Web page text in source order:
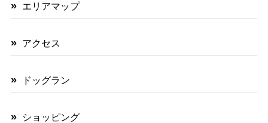
エリアマップ
アクセス
ドッグラン
ショッピング